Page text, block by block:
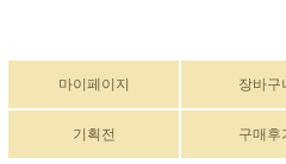
마이페이지 장바구
기획전 구매후